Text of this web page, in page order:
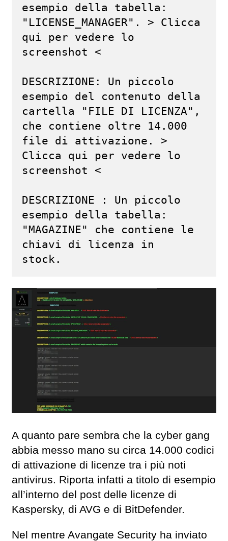
esempio della tabella:
"LICENSE_MANAGER". > Clicca
qui per vedere lo
screenshot <
DESCRIZIONE: Un piccolo
esempio del contenuto della
cartella "FILE DI LICENZA",
che contiene oltre 14.000
file di attivazione. >
Clicca qui per vedere lo
screenshot <
DESCRIZIONE : Un piccolo
esempio della tabella:
"MAGAZINE" che contiene le
chiavi di licenza in
stock.
A quanto pare sembra che la cyber gang
abbia messo mano su circa 14.000 codici
di attivazione di licenze tra i più noti
antivirus. Riporta infatti a titolo di esempio
all’interno del post delle licenze di
Kaspersky, di AVG e di BitDefender.
Nel mentre Avangate Security ha inviato